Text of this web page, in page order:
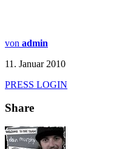
von admin
11. Januar 2010
PRESS LOGIN
Share